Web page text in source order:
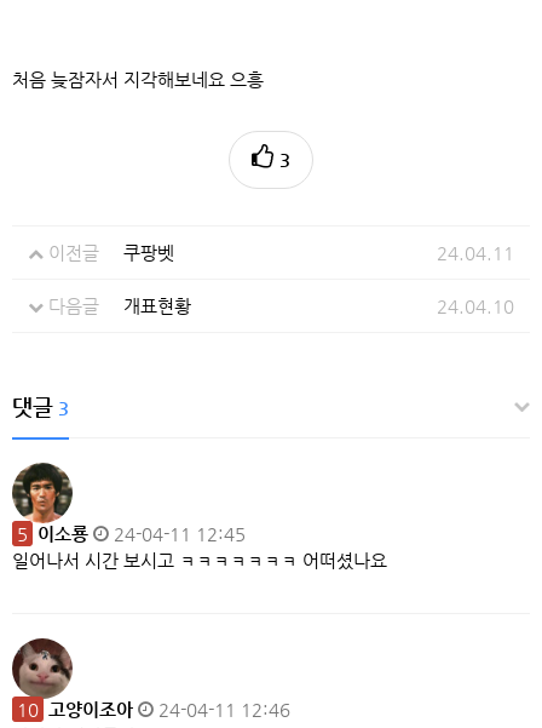
처음 늦잠자서 지각해보네요 으흥
3
이전글 쿠팡벳 24.04.11
다음글 개표현황 24.04.10
댓글 3
5 이소룡
24-04-11 12:45
일어나서 시간 보시고 ㅋㅋㅋㅋㅋㅋㅋ 어떠셨나요
10 고양이조아
24-04-11 12:46